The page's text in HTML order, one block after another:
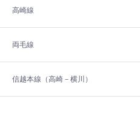
高崎線
両毛線
信越本線（高崎－横川）